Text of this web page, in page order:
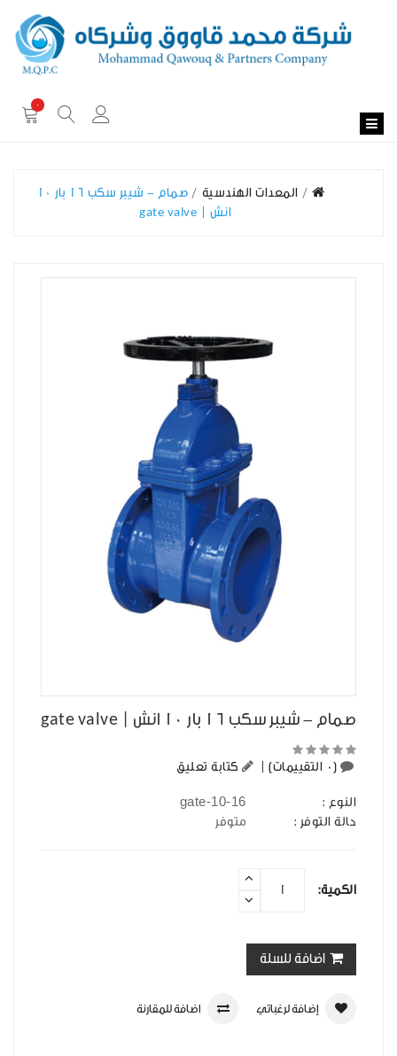
0
المعدات الهندسية
صمام - شيبر سكب 16 بار 10
انش | gate valve
صمام - شيبر سكب 16 بار 10 انش | gate valve
(0 التقييمات) كتابة تعليق
النوع :
حالة التوفر : متوفر
الكمية:
اضافة للسلة
إضافة لرغباتي اضافة للمقارنة